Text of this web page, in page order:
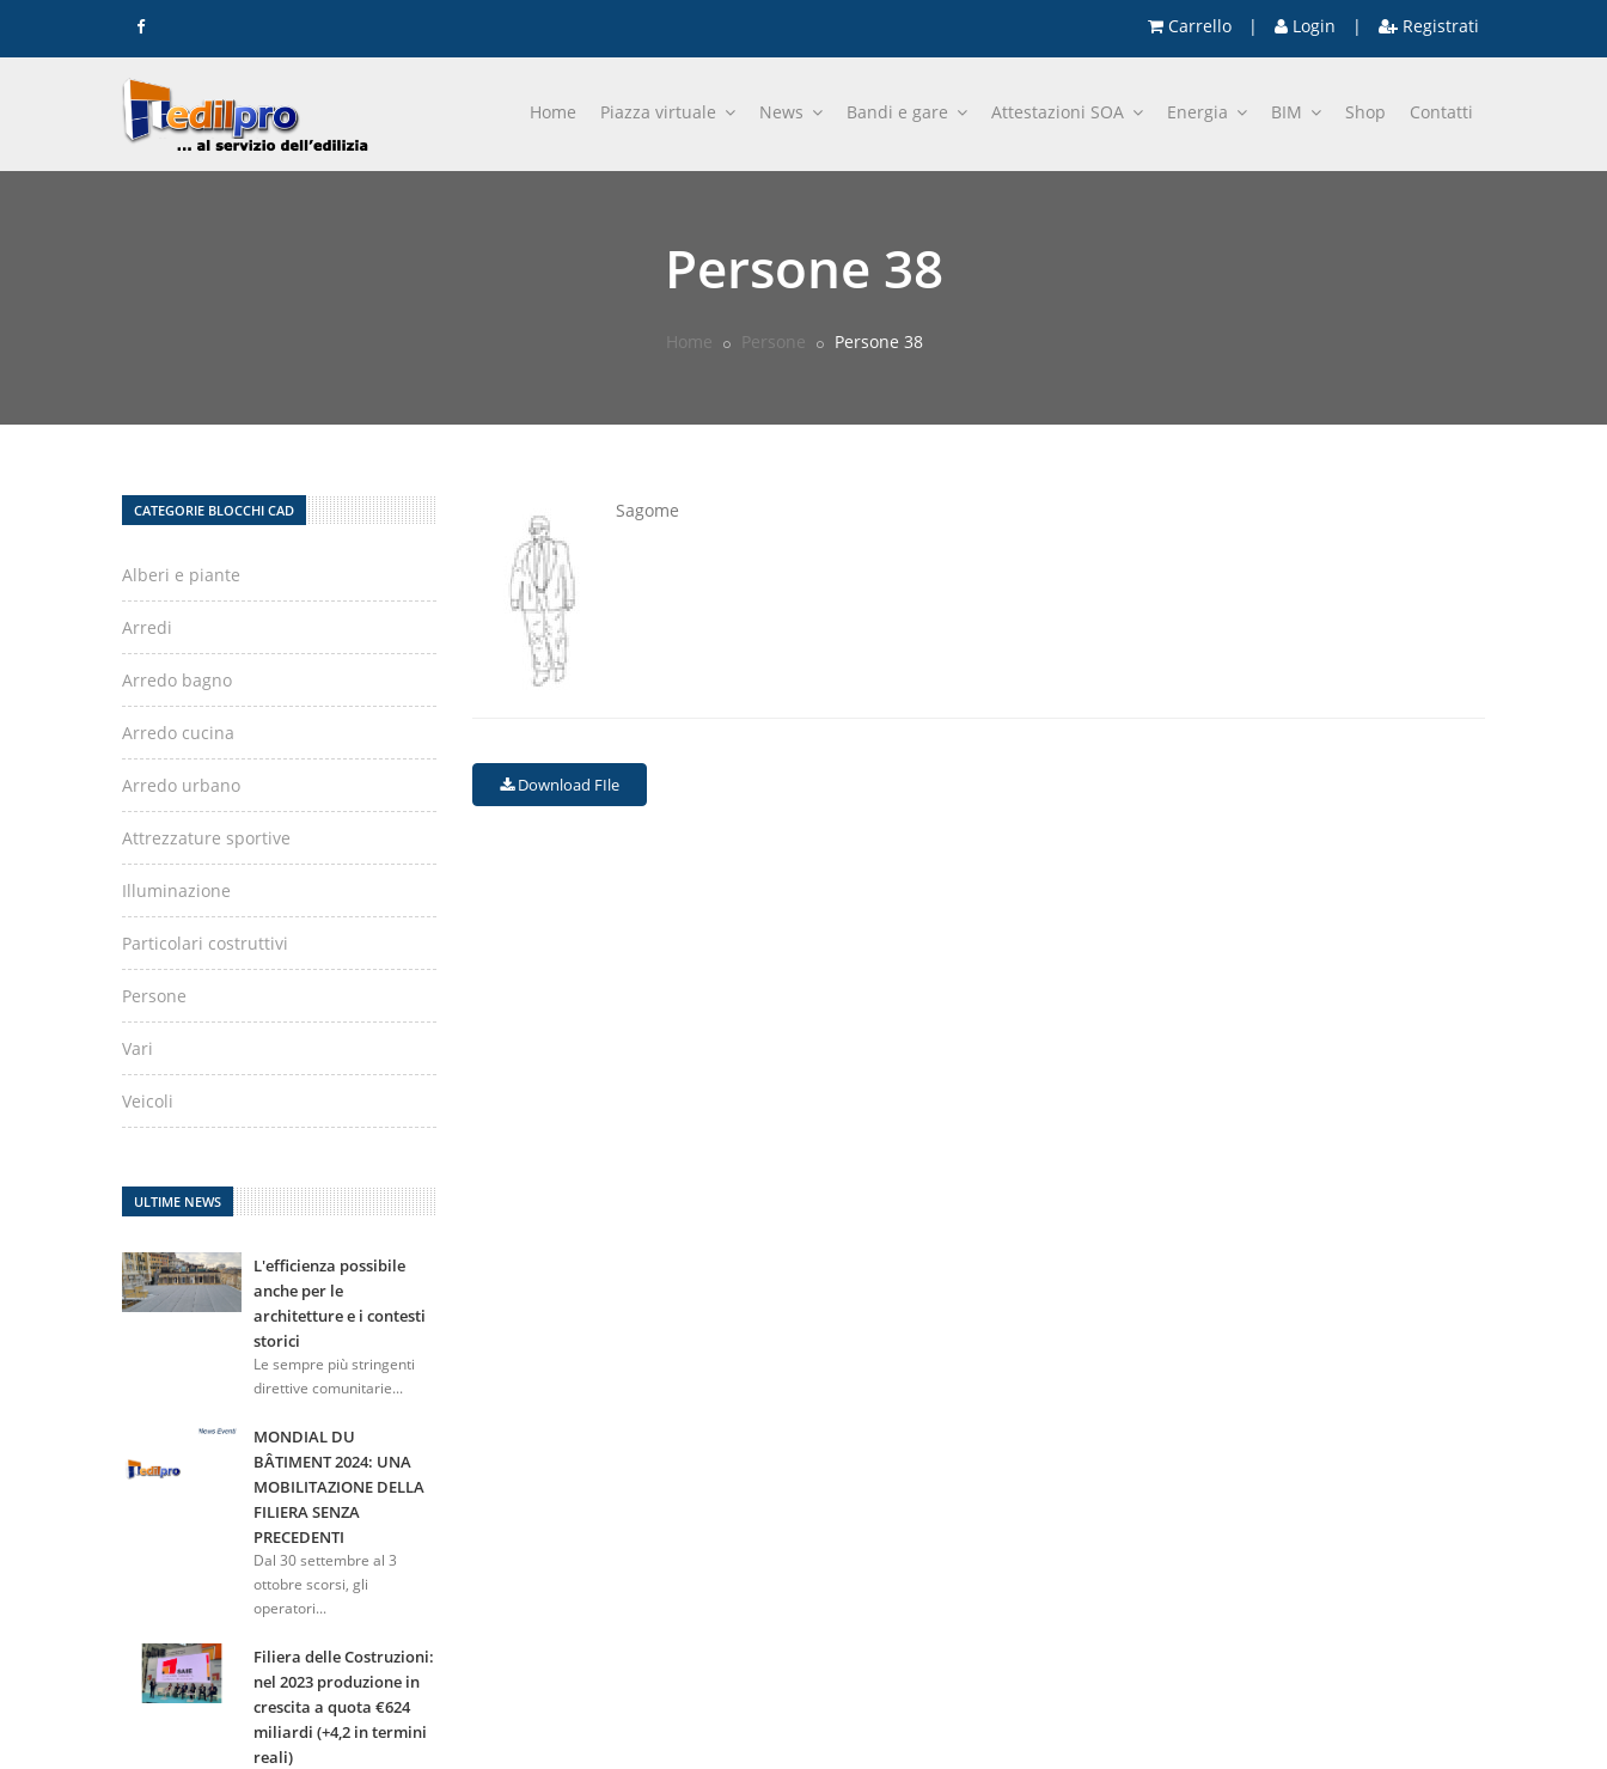
Carrello | Login | Registrati
Home Piazza virtuale News Bandi e gare Attestazioni SOA Energia BIM Shop Contatti
Persone 38
Home Persone Persone 38
Sagome
Download FIle
CATEGORIE BLOCCHI CAD
Alberi e piante
Arredi
Arredo bagno
Arredo cucina
Arredo urbano
Attrezzature sportive
Illuminazione
Particolari costruttivi
Persone
Vari
Veicoli
ULTIME NEWS
L'efficienza possibile
anche per le
architetture e i contesti
storici
Le sempre più stringenti
direttive comunitarie...
MONDIAL DU
BÂTIMENT 2024: UNA
MOBILITAZIONE DELLA
FILIERA SENZA
PRECEDENTI
Dal 30 settembre al 3
ottobre scorsi, gli
operatori...
Filiera delle Costruzioni:
nel 2023 produzione in
crescita a quota €624
miliardi (+4,2 in termini
reali)